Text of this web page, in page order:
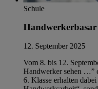
Schule
Handwerkerbasar
12. September 2025
Vom 8. bis 12.
Handwerker sehen …”
6. Klasse erhalten